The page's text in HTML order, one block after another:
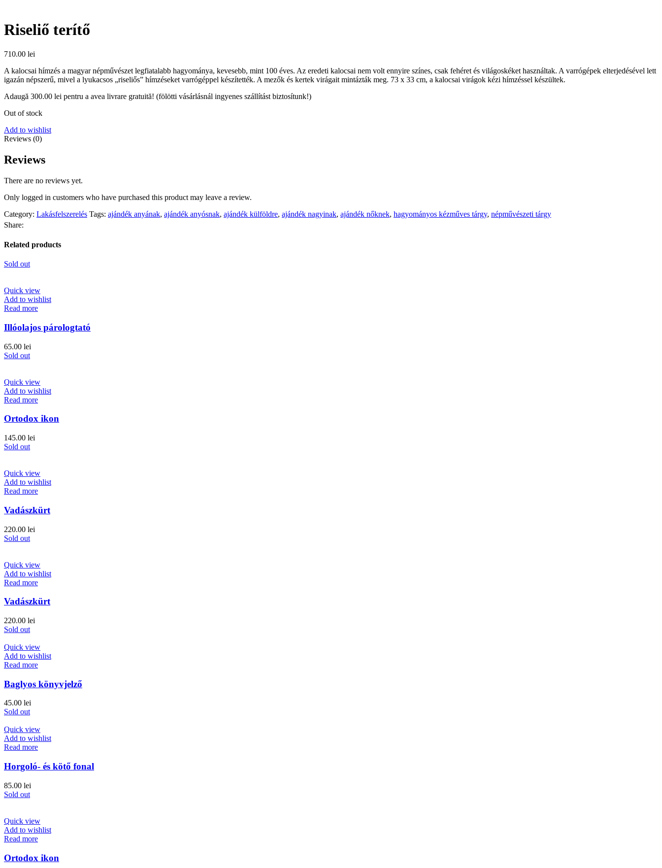
Riseliő terítő
710.00 lei
A kalocsai hímzés a magyar népművészet legfiatalabb hagyománya, kevesebb, mint 100 éves. Az eredeti kalocsai nem volt ennyire színes, csak fehéret és világoskéket használtak. A varrógépek elterjedésével lett
igazán népszerű, mivel a lyukacsos „riseliős” hímzéseket varrógéppel készítették. A mezők és kertek virágait mintázták meg. 73 x 33 cm, a kalocsai virágok kézi hímzéssel készültek.
Adaugă 300.00 lei pentru a avea livrare gratuită! (fölötti vásárlásnál ingyenes szállítást biztosítunk!)
Out of stock
Add to wishlist
Reviews (0)
Reviews
There are no reviews yet.
Only logged in customers who have purchased this product may leave a review.
Category: Lakásfelszerelés Tags: ajándék anyának, ajándék anyósnak, ajándék külföldre, ajándék nagyinak, ajándék nőknek, hagyományos kézműves tárgy, népművészeti tárgy
Share:
Related products
Sold out
Quick view
Add to wishlist
Read more
Illóolajos párologtató
65.00 lei
Sold out
Quick view
Add to wishlist
Read more
Ortodox ikon
145.00 lei
Sold out
Quick view
Add to wishlist
Read more
Vadászkürt
220.00 lei
Sold out
Quick view
Add to wishlist
Read more
Vadászkürt
220.00 lei
Sold out
Quick view
Add to wishlist
Read more
Baglyos könyvjelző
45.00 lei
Sold out
Quick view
Add to wishlist
Read more
Horgoló- és kötő fonal
85.00 lei
Sold out
Quick view
Add to wishlist
Read more
Ortodox ikon